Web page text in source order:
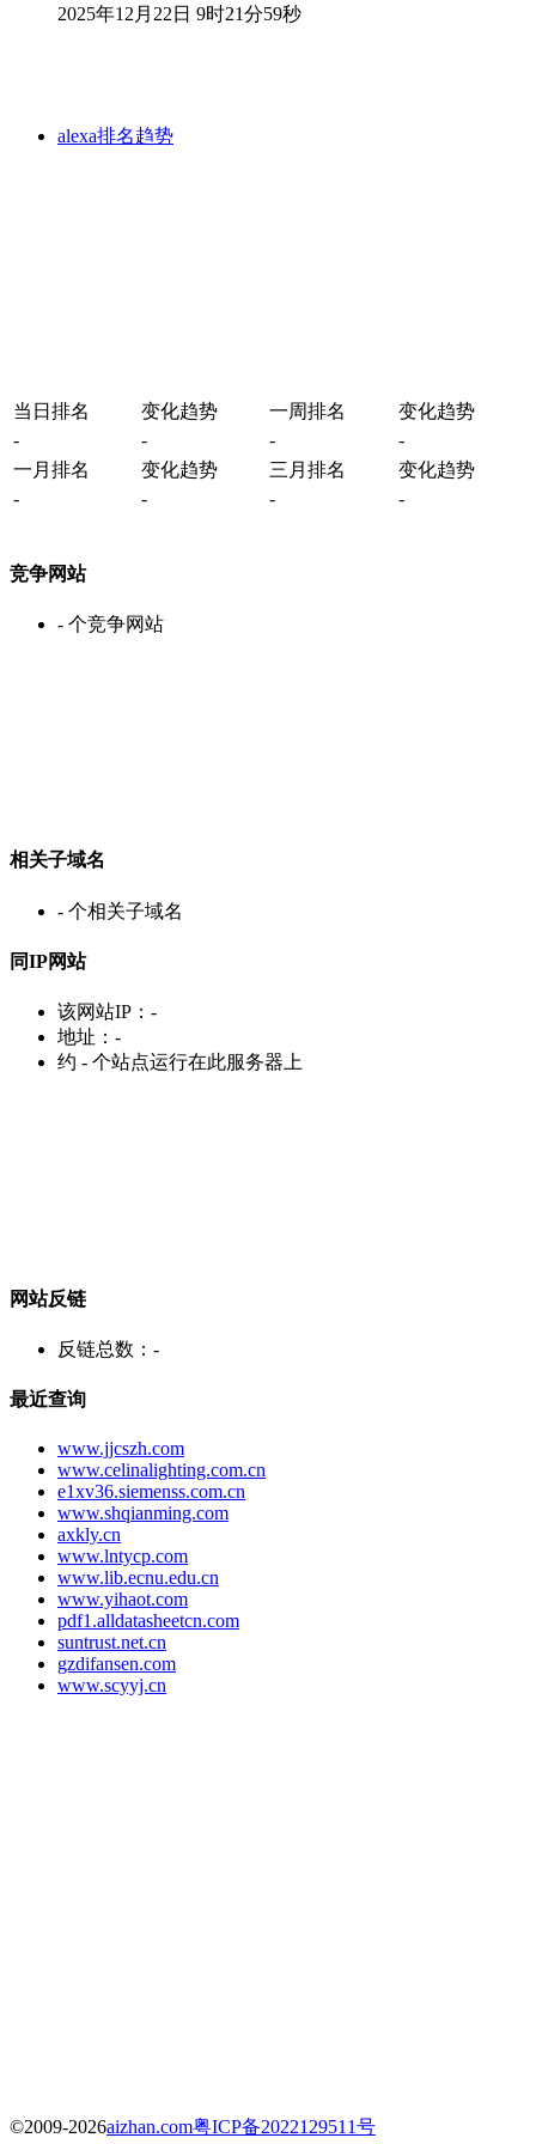
2025年12月22日 9时21分59秒
alexa排名趋势
当日排名 变化趋势 一周排名
变化趋势
-
- -
-
一月排名
变化趋势 三月排名
变化趋势
-
- - -
竞争网站
- 个竞争网站
相关子域名
- 个相关子域名
同IP网站
该网站IP： -
地址： -
约 - 个站点运行在此服务器上
网站反链
反链总数： -
最近查询
www.jjcszh.com
www.celinalighting.com.cn
e1xv36.siemenss.com.cn
www.shqianming.com
axkly.cn
www.lntycp.com
www.lib.ecnu.edu.cn
www.yihaot.com
pdf1.alldatasheetcn.com
suntrust.net.cn
gzdifansen.com
www.scyyj.cn
©2009-2026aizhan.com粤ICP备2022129511号